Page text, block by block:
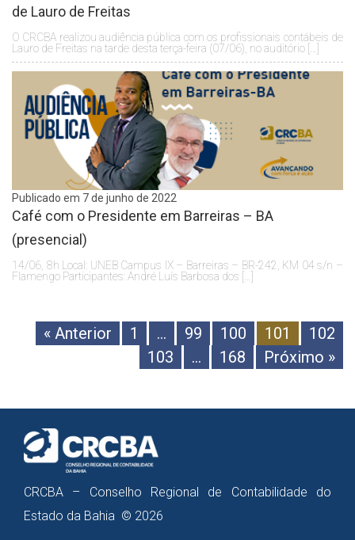
de Lauro de Freitas
O CRCBA realizou audiência pública com os profissionais contábeis de
Lauro de Freitas na tarde desta terça-feira (07/06), no auditório […]
Publicado em 7 de junho de 2022
Café com o Presidente em Barreiras – BA
(presencial)
14/06, 8h Local: UNEB Campus IX – Barreiras – BR-242, KM 04 s/n –
Flamengo Participantes: André Luís Barbosa dos […]
« Anterior 1 … 99 100 101
102
103
… 168 Próximo »
CRCBA – Conselho Regional de Contabilidade do
Estado da Bahia © 2026